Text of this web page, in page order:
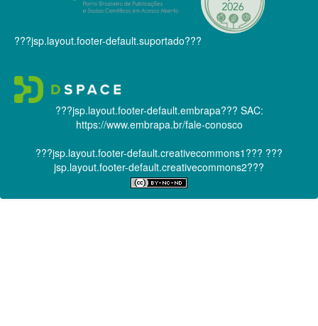
???jsp.layout.footer-default.suportado???
???jsp.layout.footer-default.embrapa??? SAC:
https://www.embrapa.br/fale-conosco
???jsp.layout.footer-default.creativecommons1??? ???
jsp.layout.footer-default.creativecommons2???